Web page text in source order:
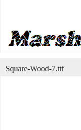
Square-Wood-7.ttf